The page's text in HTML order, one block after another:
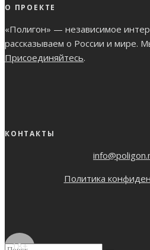
О ПРОЕКТЕ
«Полигон» — независимое
рассказываем о России и мире.
Присоединяйтесь.
КОНТАКТЫ
Политика
18+